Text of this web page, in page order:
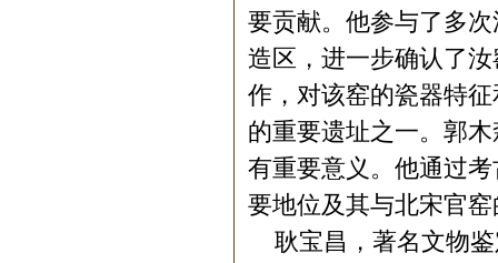
要贡献。他参与了多
造区，进一步确认了
作，对该窑的瓷器特
的重要遗址之一。郭
有重要意义。他通过
要地位及其与北宋官
耿宝昌，著名文物鉴